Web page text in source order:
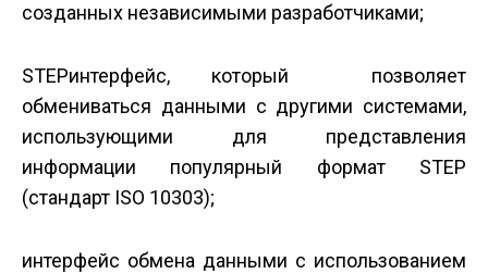
созданных независимыми разработчиками;
STEP­интерфейс, который позволяет
обмениваться данными с другими системами,
использующими для представления
информации популярный формат STEP
(стандарт ISO 10303);
интерфейс обмена данными с использованием